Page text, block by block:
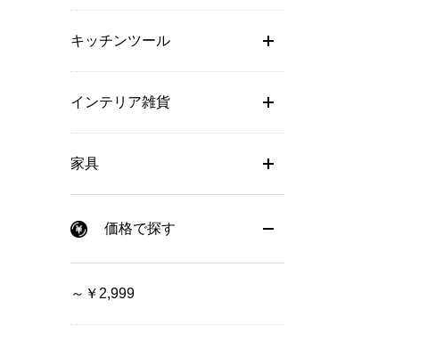
キッチンツール
インテリア雑貨
家具
価格で探す
～￥2,999